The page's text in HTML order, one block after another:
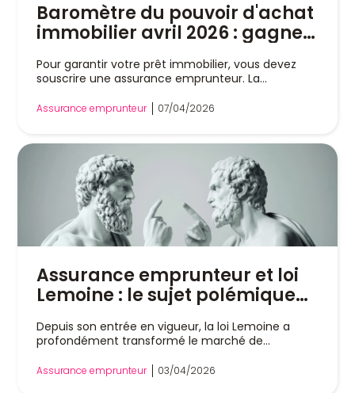
Baromètre du pouvoir d'achat
immobilier avril 2026 : gagnez
des mètres carrés en
changeant d'assurance
Pour garantir votre prêt immobilier, vous devez
souscrire une assurance emprunteur. La
Assurance emprunteur 07/04/2026
Assurance emprunteur et loi
Lemoine : le sujet polémique
Depuis son entrée en vigueur, la loi Lemoine a
profondément transformé le marché de
Assurance emprunteur 03/04/2026